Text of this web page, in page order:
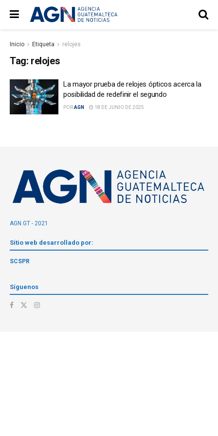
Inicio Etiqueta relojes
Tag: relojes
La mayor prueba de relojes ópticos acerca la
posibilidad de redefinir el segundo
PORAGN 18 DE JUNIO DE 2025
AGN.GT - 2021
Sitio web desarrollado por:
SCSPR
Síguenos